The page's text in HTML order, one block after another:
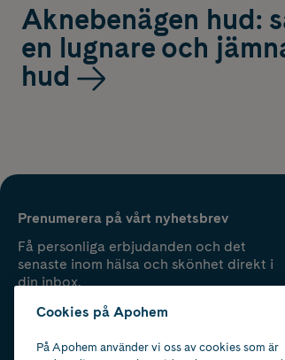
Aknebenägen hud:
en lugnare och
hud
Prenumerera på vårt nyhetsbrev
Få personliga erbjudanden och det
senaste inom hälsa och skönhet direkt i
din inbox.
Cookies på Apohem
På Apohem använder vi oss av cookies som är